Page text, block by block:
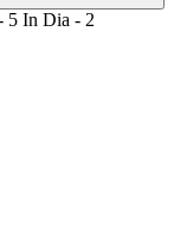
5 In Dia - 2